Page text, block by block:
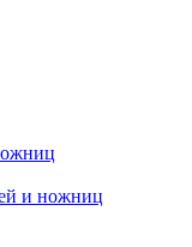
и ножниц